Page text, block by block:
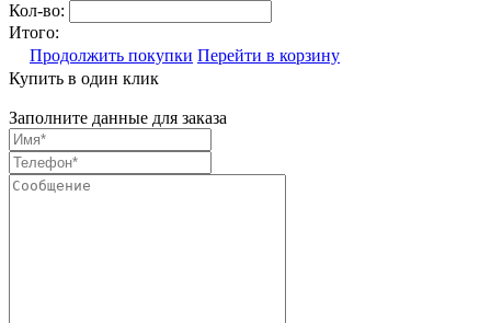
Кол-во:
Итого:
Продолжить покупки Перейти в корзину
Купить в один клик
Заполните данные для заказа